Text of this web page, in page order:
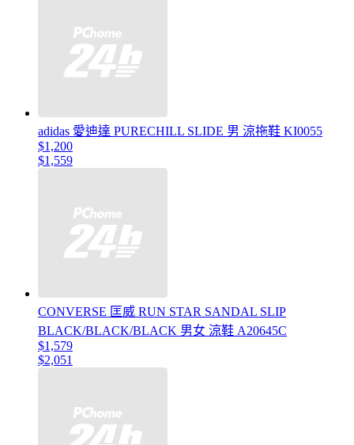
adidas 愛迪達 PURECHILL SLIDE 男 涼拖鞋 KI0055
$1,200
$1,559
CONVERSE 匡威 RUN STAR SANDAL SLIP
BLACK/BLACK/BLACK 男女 涼鞋 A20645C
$1,579
$2,051